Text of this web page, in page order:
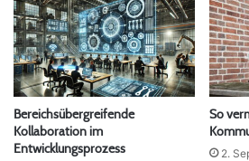
Bereichsübergreifende
Kollaboration im
Entwicklungsprozess
So
2.